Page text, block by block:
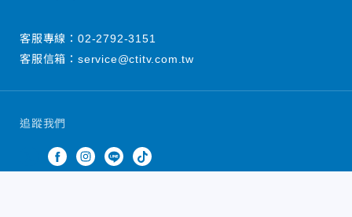
追蹤我們
客服專線： 02-2792-3151
客服信箱： service@ctitv.com.tw